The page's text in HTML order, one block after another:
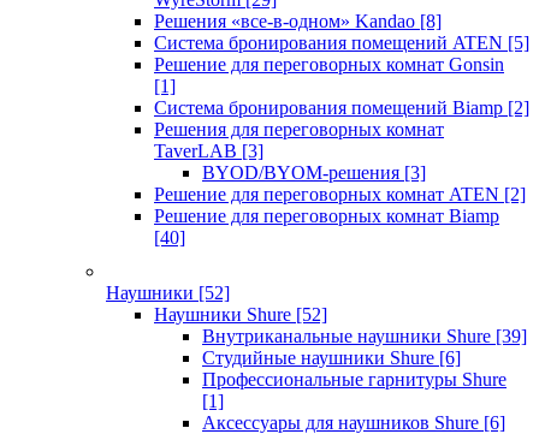
Решения «все-в-одном» Kandao [8]
Система бронирования помещений ATEN [5]
Решение для переговорных комнат Gonsin
[1]
Система бронирования помещений Biamp [2]
Решения для переговорных комнат
TaverLAB [3]
BYOD/BYOM-решения [3]
Решение для переговорных комнат ATEN [2]
Решение для переговорных комнат Biamp
[40]
Наушники [52]
Наушники Shure [52]
Внутриканальные наушники Shure [39]
Студийные наушники Shure [6]
Профессиональные гарнитуры Shure
[1]
Аксессуары для наушников Shure [6]